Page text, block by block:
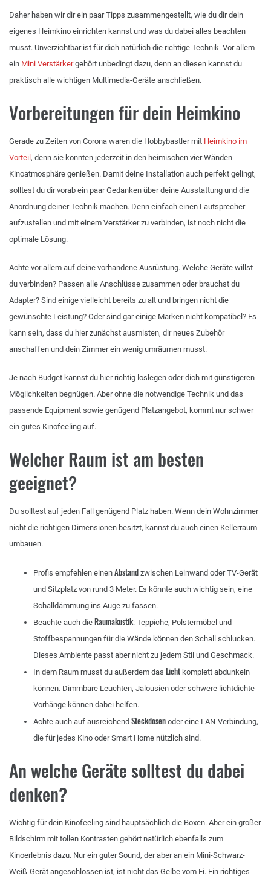
Daher haben wir dir ein paar Tipps zusammengestellt, wie du dir dein
eigenes Heimkino einrichten kannst und was du dabei alles beachten
musst. Unverzichtbar ist für dich natürlich die richtige Technik. Vor allem
ein Mini Verstärkergehört unbedingt dazu, denn an diesen kannst du
praktisch alle wichtigen Multimedia-Geräte anschließen.
Vorbereitungen für dein Heimkino
Gerade zu Zeiten von Corona waren die Hobbybastler mit Heimkino im
Vorteil, denn sie konnten jederzeit in den heimischen vier Wänden
Kinoatmosphäre genießen. Damit deine Installation auch perfekt gelingt,
solltest du dir vorab ein paar Gedanken über deine Ausstattung und die
Anordnung deiner Technik machen. Denn einfach einen Lautsprecher
aufzustellen und mit einem Verstärker zu verbinden, ist noch nicht die
optimale Lösung.
Achte vor allem auf deine vorhandene Ausrüstung. Welche Geräte willst
du verbinden? Passen alle Anschlüsse zusammen oder brauchst du
Adapter? Sind einige vielleicht bereits zu alt und bringen nicht die
gewünschte Leistung? Oder sind gar einige Marken nicht kompatibel? Es
kann sein, dass du hier zunächst ausmisten, dir neues Zubehör
anschaffen und dein Zimmer ein wenig umräumen musst.
Je nach Budget kannst du hier richtig loslegen oder dich mit günstigeren
Möglichkeiten begnügen. Aber ohne die notwendige Technik und das
passende Equipment sowie genügend Platzangebot, kommt nur schwer
ein gutes Kinofeeling auf.
Welcher Raum ist am besten
geeignet?
Du solltest auf jeden Fall genügend Platz haben. Wenn dein Wohnzimmer
nicht die richtigen Dimensionen besitzt, kannst du auch einen Kellerraum
umbauen.
Profis empfehlen einen Abstand zwischen Leinwand oder TV-Gerät
und Sitzplatz von rund 3 Meter. Es könnte auch wichtig sein, eine
Schalldämmung ins Auge zu fassen.
Beachte auch die Raumakustik: Teppiche, Polstermöbel und
Stoffbespannungen für die Wände können den Schall schlucken.
Dieses Ambiente passt aber nicht zu jedem Stil und Geschmack.
In dem Raum musst du außerdem das Licht komplett abdunkeln
können. Dimmbare Leuchten, Jalousien oder schwere lichtdichte
Vorhänge können dabei helfen.
Achte auch auf ausreichend Steckdosen oder eine LAN-Verbindung,
die für jedes Kino oder Smart Home nützlich sind.
An welche Geräte solltest du dabei
denken?
Wichtig für dein Kinofeeling sind hauptsächlich die Boxen. Aber ein großer
Bildschirm mit tollen Kontrasten gehört natürlich ebenfalls zum
Kinoerlebnis dazu. Nur ein guter Sound, der aber an ein Mini-Schwarz-
Weiß-Gerät angeschlossen ist, ist nicht das Gelbe vom Ei. Ein richtiges